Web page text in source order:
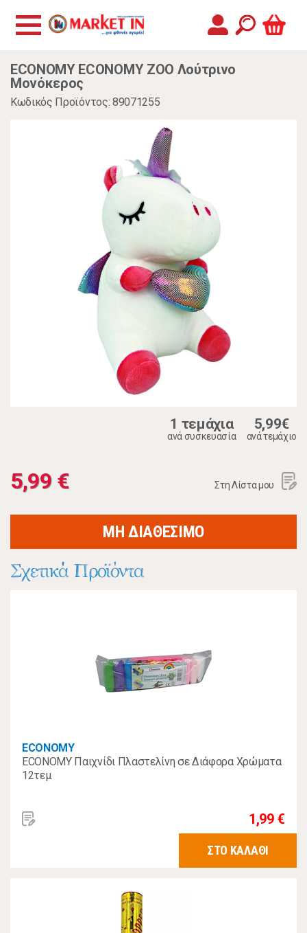
ECONOMY ECONOMY ZOO Λούτρινο
Μονόκερος
Κωδικός Προϊόντος: 89071255
1 τεμάχια
ανά συσκευασία
5,99€
ανά τεμάχιο
5,99 € Στη Λίστα μου
ΜΗ ΔΙΑΘΕΣΙΜΟ
Σχετικά Προϊόντα
ECONOMY
ECONOMY Παιχνίδι Πλαστελίνη σε Διάφορα Χρώματα
12τεμ.
1,99 €
ΣΤΟ ΚΑΛΑΘΙ